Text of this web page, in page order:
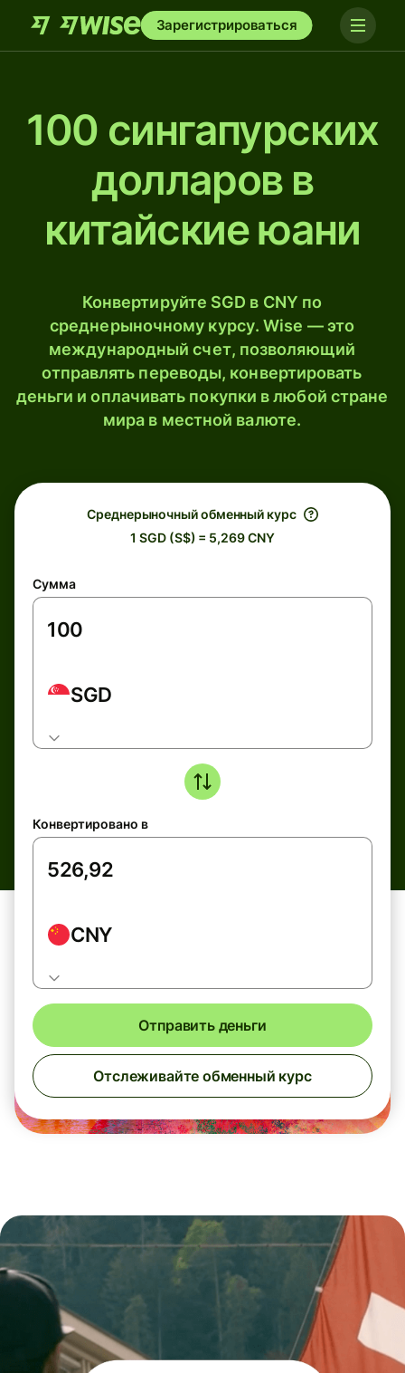
Зарегистрироваться
100 сингапурских
долларов в
китайские юани
Конвертируйте SGD в CNY по
среднерыночному курсу. Wise — это
международный счет, позволяющий
отправлять переводы, конвертировать
деньги и оплачивать покупки в любой стране
мира в местной валюте.
Среднерыночный обменный курс
1 SGD (S$) = 5,269 CNY
Сумма
SGD
Конвертировано в
CNY
Отправить деньги
Отслеживайте обменный курс